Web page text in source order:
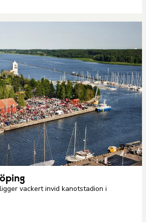
vackert invid kanotstadion i